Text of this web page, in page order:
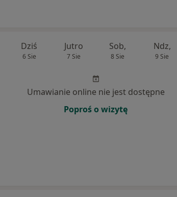
Dziś
6 Sie
Jutro
7 Sie
Sob,
8 Sie
Ndz,
9 Sie
Umawianie online nie jest dostępne
Poproś o wizytę